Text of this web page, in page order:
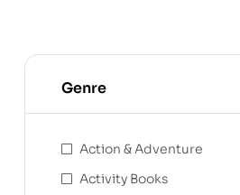
Genre
Action & Adventure
Activity Books